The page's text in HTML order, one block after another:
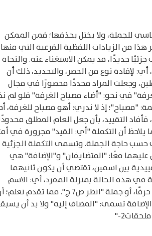
للجملة، ولا يختل بحذفها؛ فمن الممكن
هذا من الزيادات اللفظية الفرعية التي
جديدًا، قد يمكن الاستغناء عنه. والنحاة
لإفادة نوع من الحصر، والتحديد، ذلك أن
وجعلت المراد محددًا محصورًا في مجال
في نحو: "أضاء مصباح الغرفة" فلو لم
"مصباح"؛ إذ لا ندري: أهو مصباح للغرفة،
التقييد، بأن جعل العام المطلق
أن التكملة "أي: القيد" مجرورة في
حسب حاجة الجملة. وتسمى التكملة الجزئية
معًا: "المتضايفان" و"الإضافة" هي
بين اسمين، تقتضي أن يكون ثانيهما
جملة -كما سيجيء البيان في ص 28، وله إشارة في ص 78 و83 و84، ولكن الجملة في هذه الحالة بمنزلة المفرد، أي: الاسم
الواحد؛ فمحلها الجر، أما المضاف فلا بد أن يكون في جميع حالاته اسما يعرب على حسب الحاجة، ولا يصح أن يكون فعلًا، أو حرفًا، أو جملة "انظر ص7 ج". مما
تسمى: "المضاف إليه" ولا بد أن